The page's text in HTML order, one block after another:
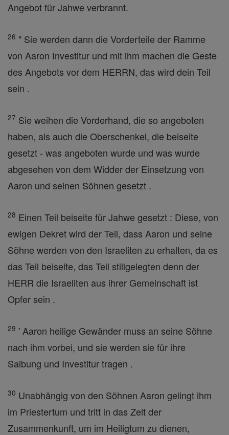
Angebot für Jahwe verbrannt.
26 " Sie werden dann die Vorderteile der Ramme
von Aaron Investitur und mit ihm machen die Geste
des Angebots vor dem HERRN, das wird dein Teil
sein .
27 Sie weihen die Vorderhand, die so angeboten
haben, als auch die Oberschenkel, die beiseite
gesetzt - was angeboten wurde und was wurde
abgesehen von dem Widder der Einsetzung von
Aaron und seinen Söhnen gesetzt .
28 Einen Teil beiseite für Jahwe gesetzt : Diese, von
ewigen Dekret wird der Teil, dass Aaron und seine
Söhne werden von den Israeliten zu erhalten, da es
das Teil beiseite, das Teil stillgelegten denn der
HERR die Israeliten aus ihrer Gemeinschaft ist
Opfer sein .
29 ' Aaron heilige Gewänder muss an seine Söhne
nach ihm vorbei, und sie werden sie für ihre
Salbung und Investitur tragen .
30 Unabhängig von den Söhnen Aaron gelingt ihm
im Priestertum und tritt in das Zelt der
Zusammenkunft, um im Heiligtum zu dienen,